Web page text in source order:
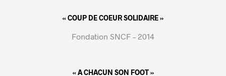
« COUP DE COEUR SOLIDAIRE »
Fondation SNCF – 2014
« A CHACUN SON FOOT »